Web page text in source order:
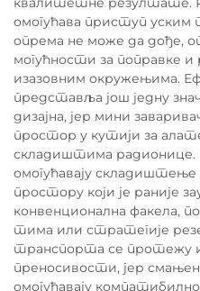
омогућава приступ уским
опрема не може да дође,
могућности за поправке
изазовним окружењима.
представља још једну
дизајна, јер мини
простор у кутији за
складиштима радионице.
омогућавају
простору који је раније
конвенционална факела,
тима или стратегије
транспорта се протежу
преносивости, јер
омогућавају